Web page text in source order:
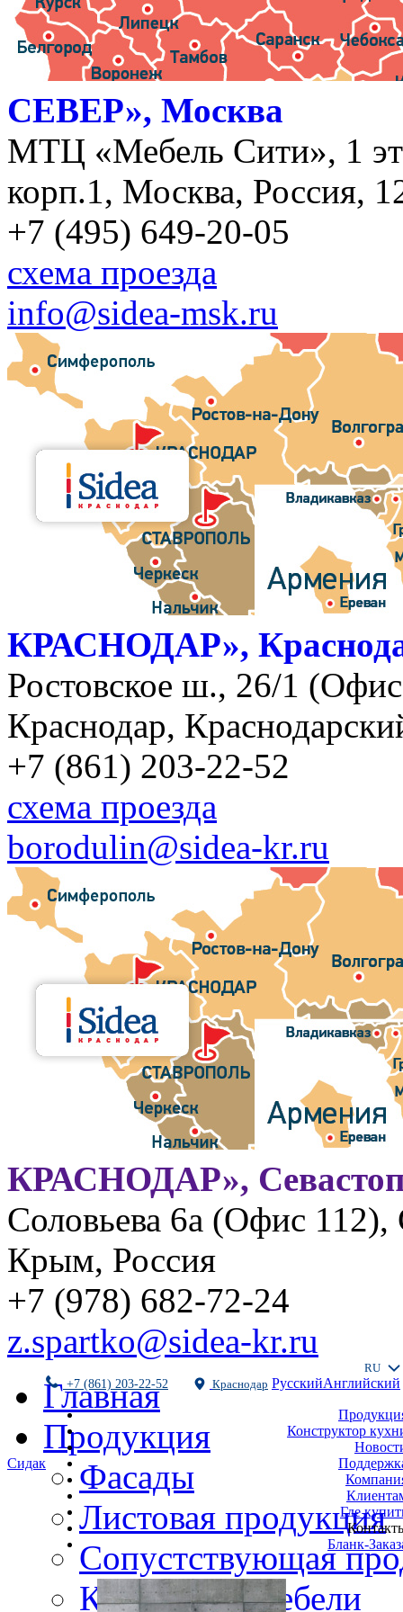
СЕВЕР», Москва
МТЦ «Мебель Сити», 1
корп.1, Москва, Россия,
+7 (495) 649-20-05
схема проезда
info@sidea-msk.ru
КРАСНОДАР»,
Ростовское ш., 26/1
Краснодар,
+7 (861) 203-22-52
схема проезда
borodulin@sidea-kr.ru
КРАСНОДАР»,
Соловьева 6а (Офис 112),
Крым, Россия
+7 (978) 682-72-24
z.spartko@sidea-kr.ru
Сидак
+7 (861) 203-22-52 Краснодар
RU
РусскийАнглийский
Конструктор
Где
Бланк-
Главная
Продукция
Фасады
Листовая продукция
Сопустствующая
Комплекты мебели